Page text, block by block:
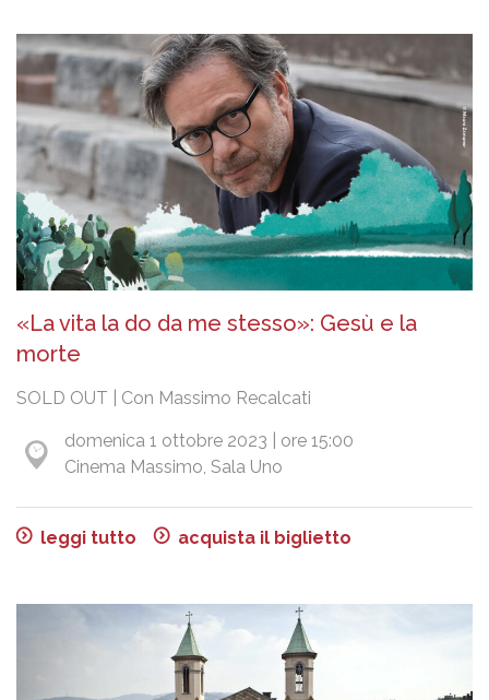
«La vita la do da me stesso»: Gesù e la
morte
SOLD OUT | Con Massimo Recalcati
domenica 1 ottobre 2023 | ore 15:00
Cinema Massimo, Sala Uno
leggi tutto acquista il biglietto